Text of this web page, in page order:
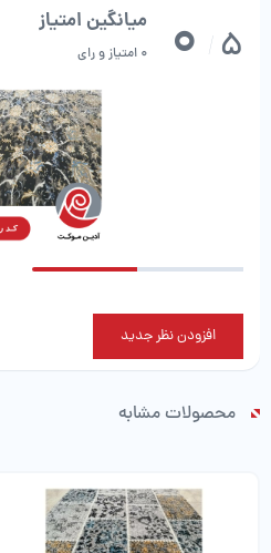
5
0 میانگین امتیاز
0 امتیاز و رای
افزودن نظر جدید
محصولات مشابه